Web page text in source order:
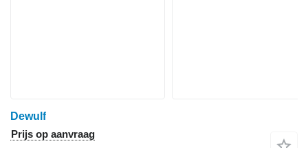
Dewulf
Prijs op aanvraag